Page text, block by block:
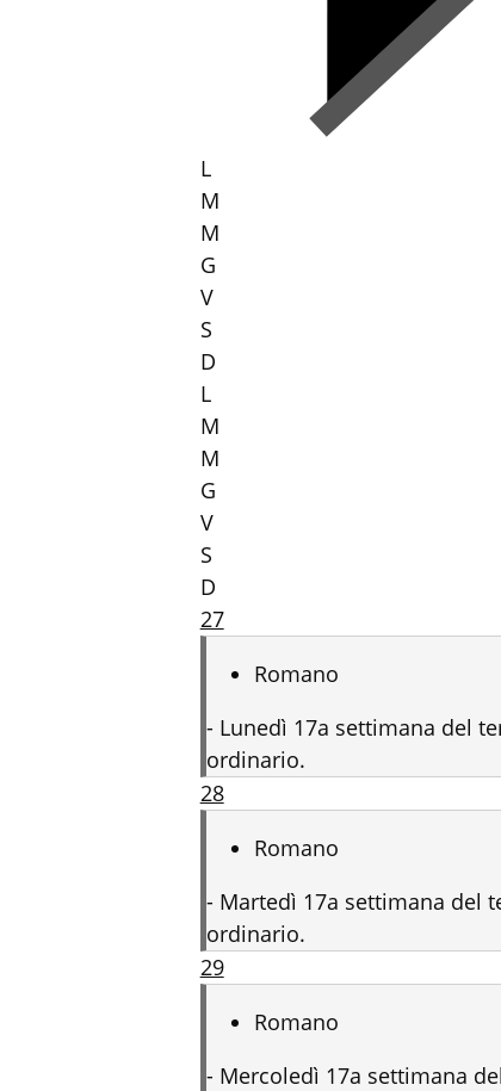
L
M
M
G
V
S
D
L
M
M
G
V
S
D
27
Romano
- Lunedì 17a settimana del
ordinario.
28
Romano
- Martedì 17a settimana del
ordinario.
29
Romano
- Mercoledì 17a settimana